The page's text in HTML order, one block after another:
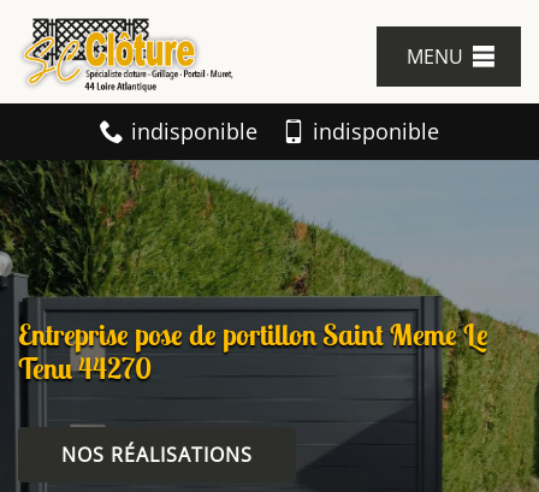
MENU
indisponible indisponible
Entreprise pose de portillon Saint Meme Le
Tenu 44270
NOS RÉALISATIONS